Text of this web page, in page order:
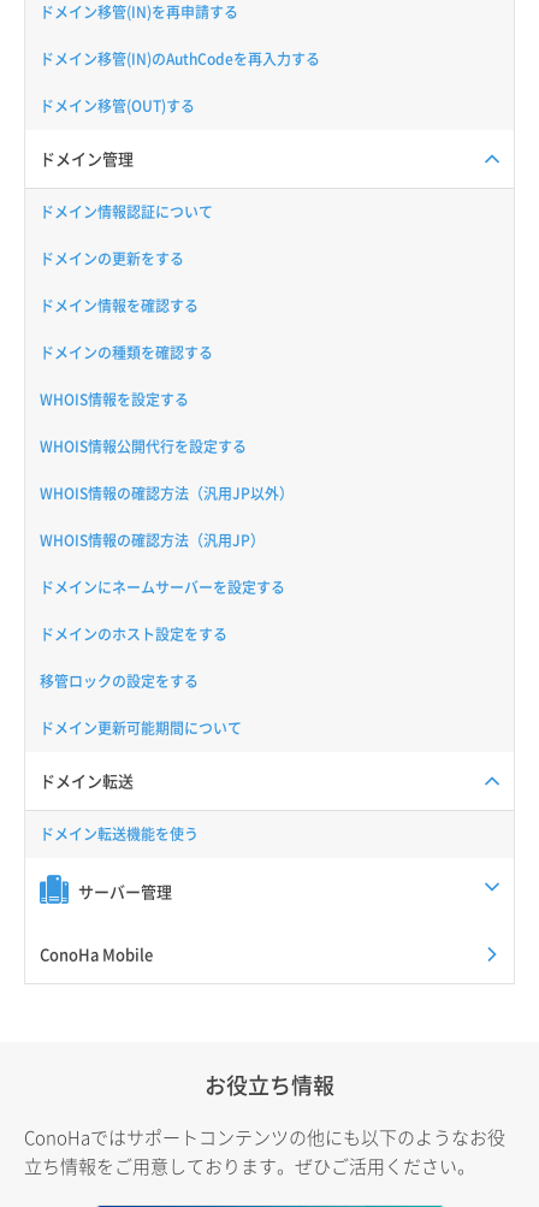
ドメイン移管(IN)を再申請する
ドメイン移管(IN)のAuthCodeを再入力する
ドメイン移管(OUT)する
ドメイン管理
ドメイン情報認証について
ドメインの更新をする
ドメイン情報を確認する
ドメインの種類を確認する
WHOIS情報を設定する
WHOIS情報公開代行を設定する
WHOIS情報の確認方法（汎用JP以外）
WHOIS情報の確認方法（汎用JP）
ドメインにネームサーバーを設定する
ドメインのホスト設定をする
移管ロックの設定をする
ドメイン更新可能期間について
ドメイン転送
ドメイン転送機能を使う
サーバー管理
ConoHa Mobile
お役立ち情報
ConoHaではサポートコンテンツの他にも以下のようなお役
立ち情報をご用意しております。ぜひご活用ください。